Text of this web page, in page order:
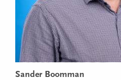
Sander Boomman